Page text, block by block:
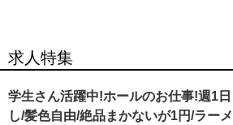
求人特集
学生さん活躍中!ホールのお仕事!週1
し/髪色自由/絶品まかないが1円/ラー